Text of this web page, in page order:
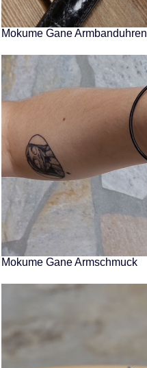
Mokume Gane Armbanduhren
Mokume Gane Armschmuck